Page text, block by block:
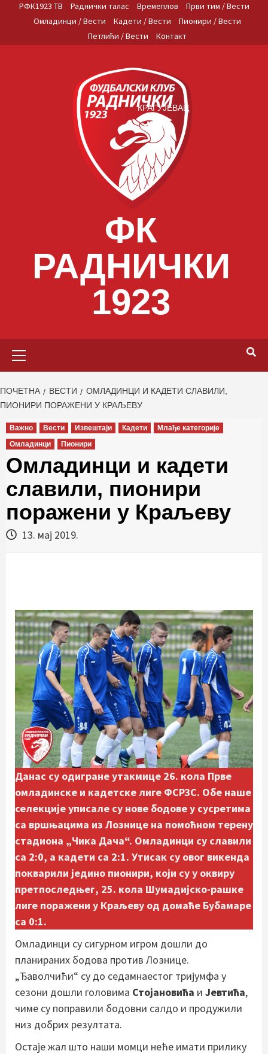
РФК1923 ТВ Раднички талас Времеплов
Први тим / Вести
Омладинци / Вести
Кадети / Вести
Пионири / Вести
Петлићи / Вести
Контакт
ФК
РАДНИЧКИ
1923
КРАГУЈЕВАЦ
ПОЧЕТНА ВЕСТИ
ОМЛАДИНЦИ И КАДЕТИ СЛАВИЛИ,
ПИОНИРИ ПОРАЖЕНИ У КРАЉЕВУ
Важно Вести Извештаји Кадети
Млађе категорије
Омладинци
Пионири
Омладинци и кадети
славили, пионири
поражени у Краљеву
13. мај 2019.
Данас су одигране утакмице 26. кола Прве
омладинске и кадетске лиге ФСРЗС. Обе наше
селекције уписале су нове бодове у сусретима
са вршњацима из Лознице на помоћном терену
стадиона „Чика Дача“. Омладинци су славили
са 2:0, а кадети са 2:1. Утисак су овог викенда
покварили једино пионири, који су у оквиру
претпоследњег, 25. кола Шумадијско-рашке
лиге поражени у Краљеву од домаће Бубамаре
са 0:1.
Омладинци су сигурном игром дошли до
планираних бодова против Лознице.
„Ђаволчићи“ су до седамнаестог тријумфа у
сезони дошли головима Стојановића и Јевтића,
чиме су поправили бодовни салдо и продужили
низ добрих резултата.
Остаје жал што наши момци неће имати прилику